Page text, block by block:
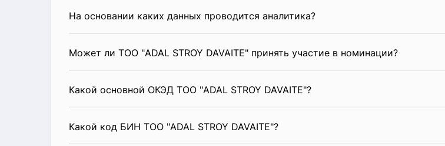
На основании каких данных проводится аналитика?
Может ли ТОО "ADAL STROY DAVAITE" принять участие в номинации?
Какой основной ОКЭД ТОО "ADAL STROY DAVAITE"?
Какой код БИН ТОО "ADAL STROY DAVAITE"?